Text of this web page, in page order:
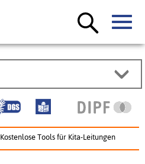
Kostenlose Tools für Kita-Leitungen